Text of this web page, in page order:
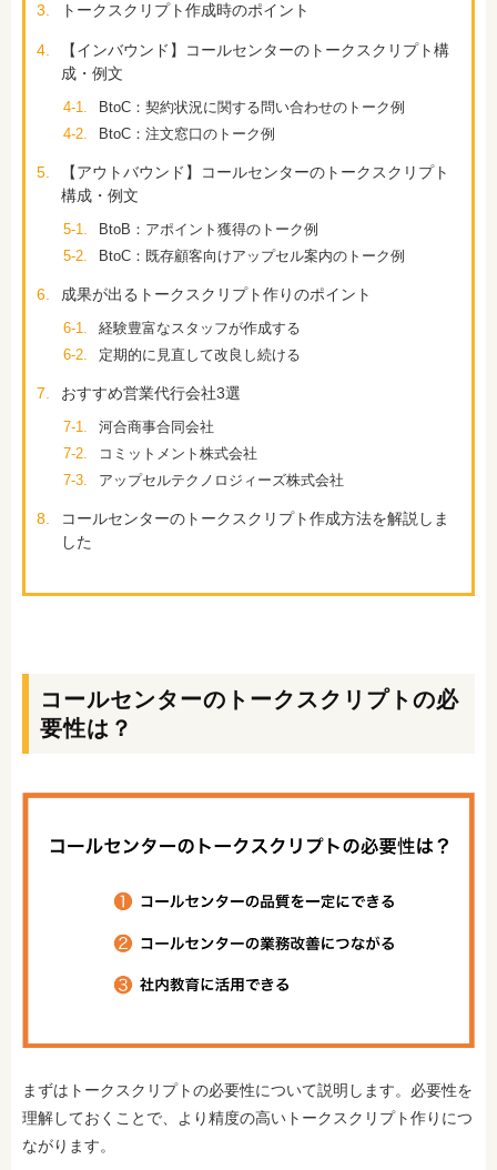
3. トークスクリプト作成時のポイント
4.
【インバウンド】コールセンターのトークスクリプト構
成・例文
4-1.
BtoC：契約状況に関する問い合わせのトーク例
4-2.
BtoC：注文窓口のトーク例
5.
【アウトバウンド】コールセンターのトークスクリプト
構成・例文
5-1.
BtoB：アポイント獲得のトーク例
5-2.
BtoC：既存顧客向けアップセル案内のトーク例
6. 成果が出るトークスクリプト作りのポイント
6-1.
経験豊富なスタッフが作成する
6-2.
定期的に見直して改良し続ける
7. おすすめ営業代行会社3選
7-1.
河合商事合同会社
7-2.
コミットメント株式会社
7-3.
アップセルテクノロジィーズ株式会社
8.
コールセンターのトークスクリプト作成方法を解説しま
した
コールセンターのトークスクリプトの必
要性は？
まずはトークスクリプトの必要性について説明します。必要性を
理解しておくことで、より精度の高いトークスクリプト作りにつ
ながります。